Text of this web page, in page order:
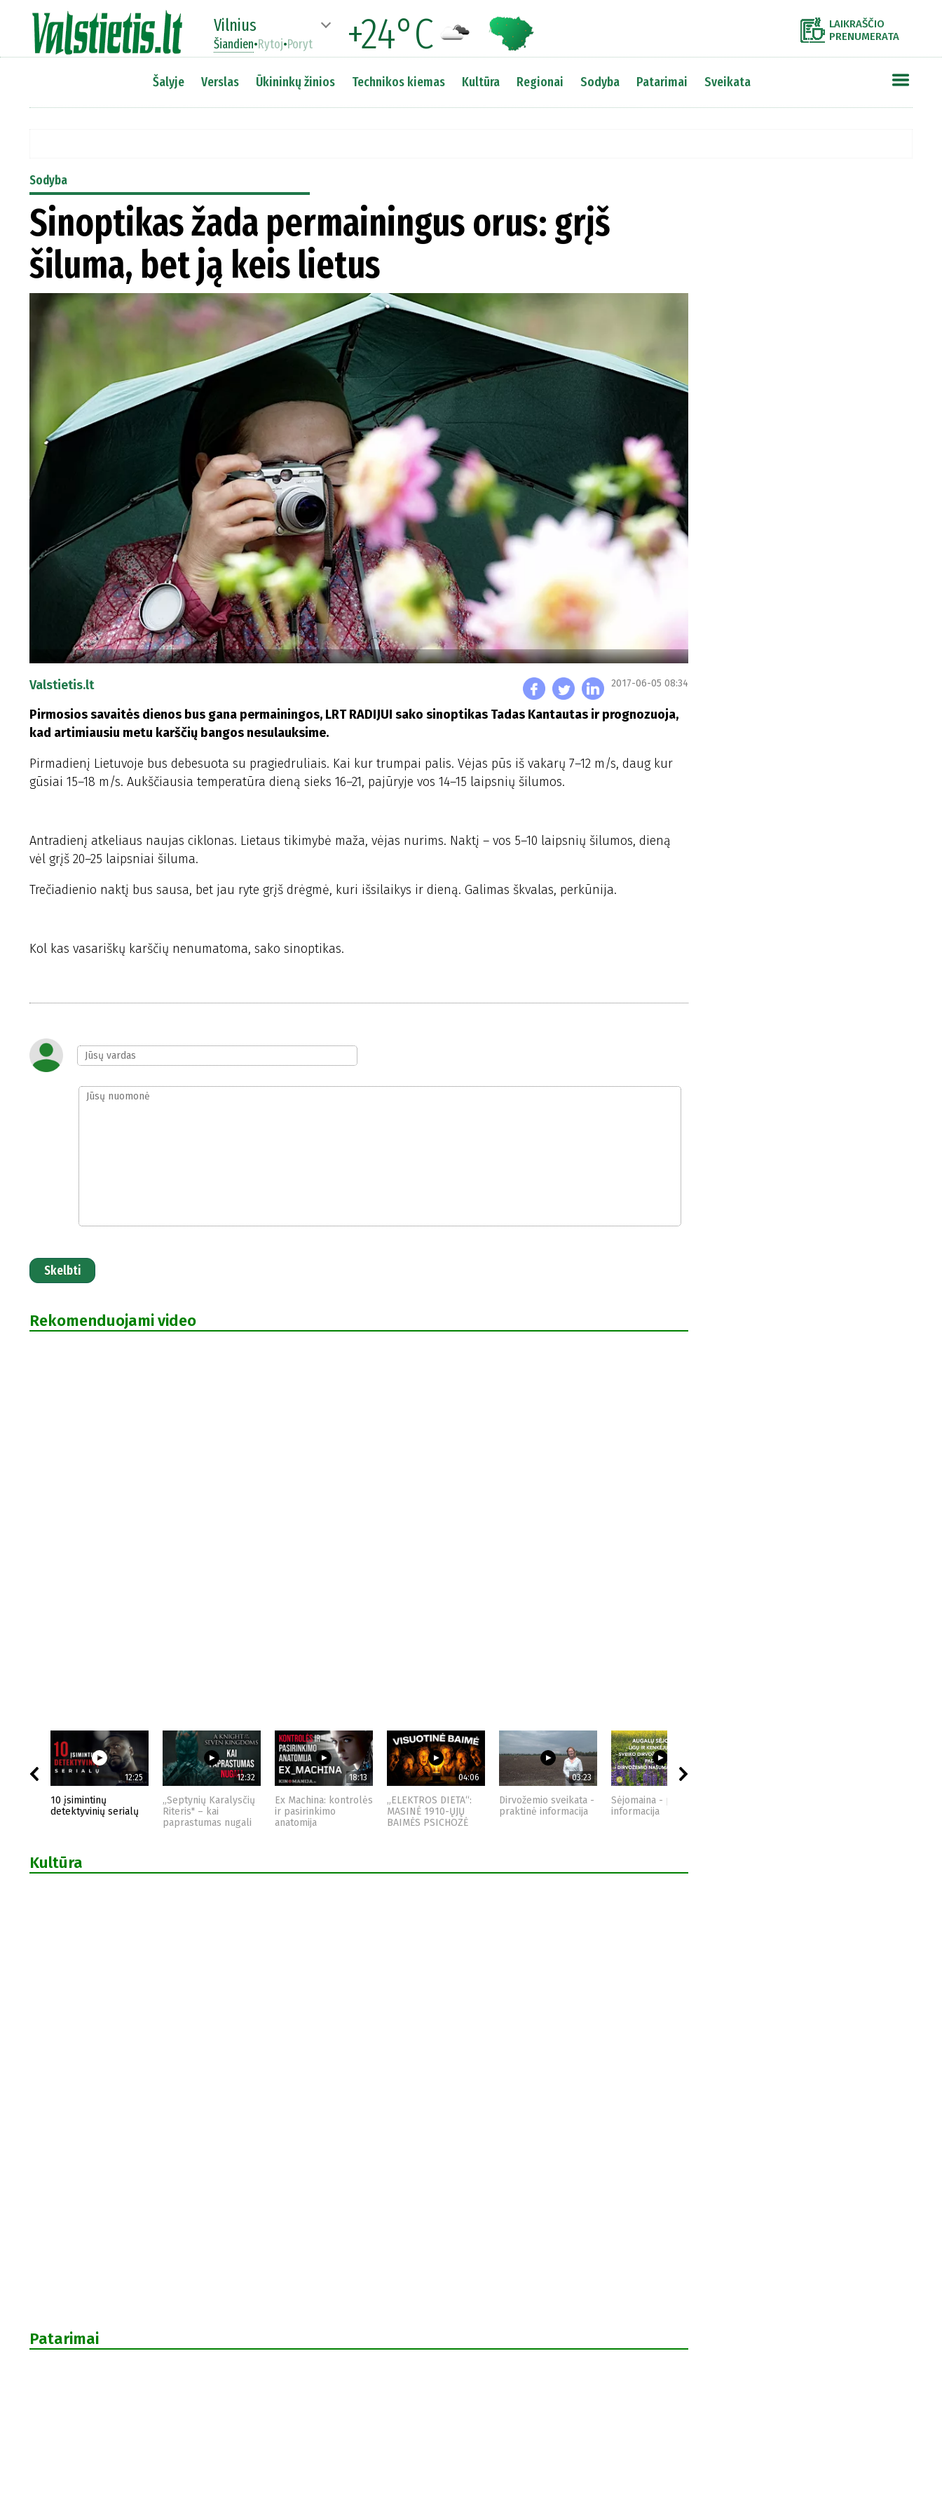
Vilnius +24°C
Šiandien•Rytoj•Poryt
LAIKRAŠČIO
PRENUMERATA
Šalyje Verslas Ūkininkų žinios Technikos kiemas Kultūra Regionai Sodyba Patarimai Sveikata
Sodyba
Sinoptikas žada permainingus orus: grįš
šiluma, bet ją keis lietus
Valstietis.lt 2017-06-05 08:34
Pirmosios savaitės dienos bus gana permainingos, LRT RADIJUI sako sinoptikas Tadas Kantautas ir prognozuoja,
kad artimiausiu metu karščių bangos nesulauksime.
Pirmadienį Lietuvoje bus debesuota su pragiedruliais. Kai kur trumpai palis. Vėjas pūs iš vakarų 7–12 m/s, daug kur
gūsiai 15–18 m/s. Aukščiausia temperatūra dieną sieks 16–21, pajūryje vos 14–15 laipsnių šilumos.
Antradienį atkeliaus naujas ciklonas. Lietaus tikimybė maža, vėjas nurims. Naktį – vos 5–10 laipsnių šilumos, dieną
vėl grįš 20–25 laipsniai šiluma.
Trečiadienio naktį bus sausa, bet jau ryte grįš drėgmė, kuri išsilaikys ir dieną. Galimas škvalas, perkūnija.
Kol kas vasariškų karščių nenumatoma, sako sinoptikas.
Skelbti
Rekomenduojami video
12:25
10 įsimintinų
detektyvinių serialų
12:32
„Septynių Karalysčių
Riteris" – kai
paprastumas nugali
18:13
Ex Machina: kontrolės
ir pasirinkimo
anatomija
04:06
„ELEKTROS DIETA“:
MASINĖ 1910-ŲJŲ
BAIMĖS PSICHOZĖ
03:23
Dirvožemio sveikata -
praktinė informacija
09:44
Sėjomaina - praktinė
informacija
Kultūra
Patarimai